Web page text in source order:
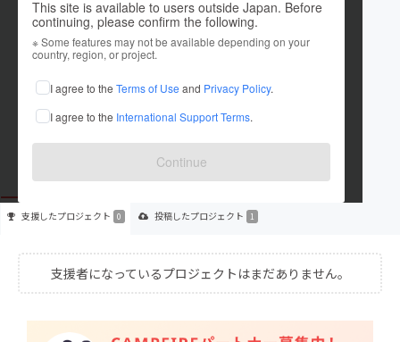
This site is available to users outside Japan. Before
continuing, please confirm the following.
※ Some features may not be available depending on your
country, region, or project.
I agree to the Terms of Use and Privacy Policy.
I agree to the International Support Terms.
Continue
nagayoshi_1
これまでに1件のプロジェクトを投稿しています
在住国：未設定
出身国：未設定
支援したプロジェクト 0 投稿したプロジェクト 1
支援者になっているプロジェクトはまだありません。